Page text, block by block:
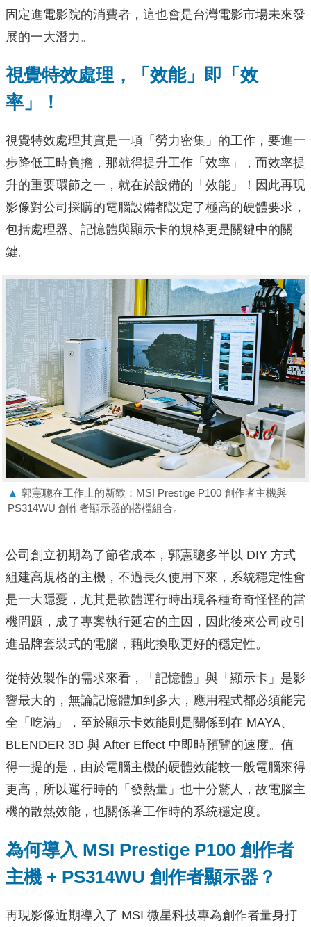
固定進電影院的消費者，這也會是台灣電影市場未來發
展的一大潛力。
視覺特效處理，「效能」即「效
率」！
視覺特效處理其實是一項「勞力密集」的工作，要進一
步降低工時負擔，那就得提升工作「效率」，而效率提
升的重要環節之一，就在於設備的「效能」！因此再現
影像對公司採購的電腦設備都設定了極高的硬體要求，
包括處理器、記憶體與顯示卡的規格更是關鍵中的關
鍵。
▲ 郭憲聰在工作上的新歡：MSI Prestige P100 創作者主機與
PS314WU 創作者顯示器的搭檔組合。
公司創立初期為了節省成本，郭憲聰多半以 DIY 方式
組建高規格的主機，不過長久使用下來，系統穩定性會
是一大隱憂，尤其是軟體運行時出現各種奇奇怪怪的當
機問題，成了專案執行延宕的主因，因此後來公司改引
進品牌套裝式的電腦，藉此換取更好的穩定性。
從特效製作的需求來看，「記憶體」與「顯示卡」是影
響最大的，無論記憶體加到多大，應用程式都必須能完
全「吃滿」，至於顯示卡效能則是關係到在 MAYA、
BLENDER 3D 與 After Effect 中即時預覽的速度。值
得一提的是，由於電腦主機的硬體效能較一般電腦來得
更高，所以運行時的「發熱量」也十分驚人，故電腦主
機的散熱效能，也關係著工作時的系統穩定度。
為何導入 MSI Prestige P100 創作者
主機 + PS314WU 創作者顯示器？
再現影像近期導入了 MSI 微星科技專為創作者量身打